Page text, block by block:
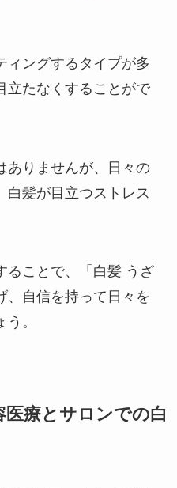
ィングするタイプが多
立たなくすることがで
ありませんが、日々の
白髪が目立つストレス
ることで、「白髪 うざ
、自信を持って日々を
。
療とサロンでの白